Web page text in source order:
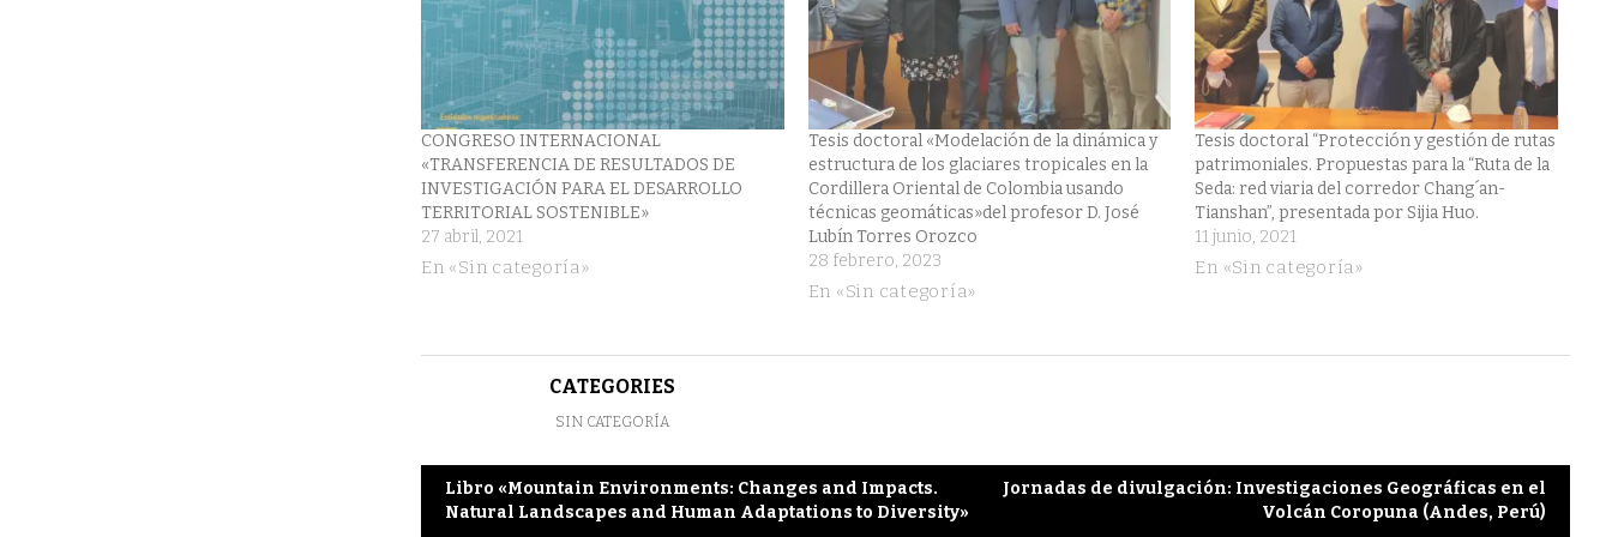
CONGRESO INTERNACIONAL
«TRANSFERENCIA DE RESULTADOS DE
INVESTIGACIÓN PARA EL DESARROLLO
TERRITORIAL SOSTENIBLE»
27 abril, 2021
En «Sin categoría»
Tesis doctoral «Modelación de la dinámica y
estructura de los glaciares tropicales en la
Cordillera Oriental de Colombia usando
técnicas geomáticas»del profesor D. José
Lubín Torres Orozco
28 febrero, 2023
En «Sin categoría»
Tesis doctoral “Protección y gestión de rutas
patrimoniales. Propuestas para la “Ruta de la
Seda: red viaria del corredor Chang´an-
Tianshan”, presentada por Sijia Huo.
11 junio, 2021
En «Sin categoría»
CATEGORIES
SIN CATEGORÍA
Post
Libro «Mountain Environments: Changes and Impacts.
Natural Landscapes and Human Adaptations to Diversity»
Jornadas de divulgación: Investigaciones Geográficas en el
Volcán Coropuna (Andes, Perú)